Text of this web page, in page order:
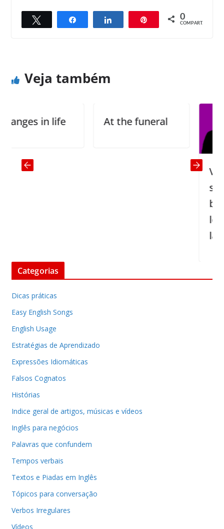
Compartilhar Compartilhar 0
COMPART.
← Previous
Next →
Veja também
in life At the funeral
Categorias
Dicas práticas
Easy English Songs
English Usage
Estratégias de Aprendizado
Expressões Idiomáticas
Falsos Cognatos
Histórias
Indice geral de artigos, músicas e vídeos
Inglês para negócios
Palavras que confundem
Tempos verbais
Textos e Piadas em Inglês
Tópicos para conversação
Verbos Irregulares
Vídeos